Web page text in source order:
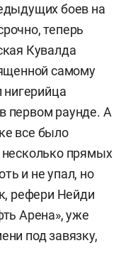
боев на
теперь
Кувалда
самому
нигерийца
первом раунде. А
все было
прямых
и не упал, но
рефери Нейди
Арена», уже
под завязку,